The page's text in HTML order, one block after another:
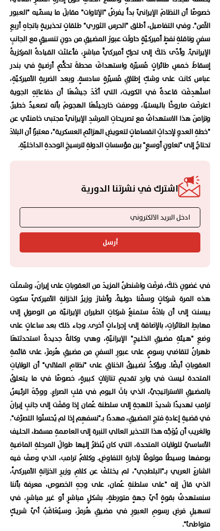
خصوصًا أن النظامَ الإيرانيّ بدأَ يفرضُ "الإتاوات" مقابلَ ما يسمّيه "العبور
الآمن". وفي التفاصيل، أطلق "الحرس الثوري" طلقاتٍ تحذيريةٍ باتجاهِ أربعِ
سفنٍ وناقلةِ نفطٍ أميركيّةٍ حاولَت عبورَ المضيقِ من دونِ تنسيقٍ مع الجانبِ
الإيرانيّ. وأدّى ذلكَ إلى تحركٍ أميركيٍّ مباشرٍ، فأعلنَت القيادةُ المركزيةُ
إسقاطَ خمسِ طائراتٍ مُسيّرة واستهدافَ محطةَ تحكُّمٍ أرضيةٍ في بندر
عباس كانت على وشكِ إطلاقِ مُسيّرةٍ سادسةٍ. وبعد الضربةِ الأميركيّةِ،
استُهدِفَت قاعدةٌ في الكويت، التي أكَدَ جيشُهَا أن دفاعاتِهِ الجوية
اعترضَت صاروخًا باليستيًا، ووصفت خارجيتُهَا الهجومَ بأنه تصعيدٌ خطيرٌ.
وتزامنَ هذا الاستهدافُ مع تصريحاتِ المرشدِ الإيرانيِّ مجتبى خامنئي عن
"خطةِ العدوِ لإحداثِ انقساماتٍ لتعويضِ الهزائمِ العسكرية"، معتبرًا أن البلادَ
تحتاجُ إلى "تعاونٍ أوسعٍ" بين مؤسساتِ الدولةِ لترسيخِ الوحدةِ الداخليّةِ.
اشترك في نشرتنا الدورية
أرسل
في غضونِ ذلكَ، فرضَت واشنطنُ المزيدَ من العقوباتِ على إيرانَ، وشملَت
هذه المرة شركاتٍ وسفًنا دوليةً. وأشارَ وزيرُ الخزانةِ الأميركيّ سكوت
بيسنت إلى أن بلادَهُ ستمنعُ شركاتِ الطيران الإيرانيّة من الوصولِ إلى
مهابطِ الطائراتِ، بالإضافة إلى إجراءاتٍ أخرى. وجاء ذلك بعد ساعاتٍ على
وضعِ "هيئةِ مضيقِ الخليجِ" الإيرانيّةِ، وهي وكالةٌ جديدةٌ استحدثتهَا
طهرانُ لتقاضي رسومٍ على عبورِ السفنِ من مضيقِ هُرمزَ، على قائمةِ
العقوباتِ أيضًا. ويؤكدُ تضييقُ الخناقِ على "نظامِ الملالي" أن الولاياتِ
المتحدة ليست في واردِ تقديمِ تنازلاتٍ كبيرةٍ، خصوصًا في ما يتعلقُ
بالمضيقِ الاستراتيجيِّ، الذي باتَ اليوم في قلبِ الصراعِ. ووجّهَ الرئيسُ
ترامب تهديدًا شديدَ اللهجةِ إلى سلطنة عُمان إذا وقفَت إلى جانبِ إيرانَ
في قضيةِ إعادةِ فتحِ المضيقِ، مهددًا بـ"نسفهِم إذا لم يُحسنُوا التصرّف".
والغريب أن يُوَجَّه هذا التحذير العالي النبرة إلى العاصمةِ مسقط، الحليف
الأساسيّ للولايات المتحدة، التي كان يُنظرُ إليها طوالَ المرحلةِ الماضيةِ
بوصفها وسيطًا موثوقًا لإدارةِ التفاوضِ. وكلامُ ترامب، الذي وصفَ فيه
الشارعَ العربي بـ"البلطجي"، لم يختلفْ عن كلامِ وزيرِ الخزانةِ الأميركيِّ،
الذي قالَ إنه "على سلطنةِ عُمان، على وجهِ الخصوص، معرفة بأننا
سنستهدفُ بقوةٍ أيّ جهةٍ متورطةٍ، بشكلٍ مباشرٍ أو غير مباشرٍ، في
تسهيلِ فرضِ رسومِ العبورِ في مضيقِ هُرمزَ، وسيُعَاقَبُ أيّ شريكٍ
متواطئ".